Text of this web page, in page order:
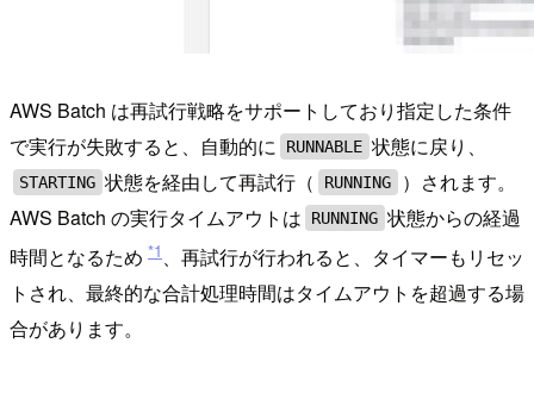
AWS Batch は再試行戦略をサポートしており指定した条件
で実行が失敗すると、自動的に
RUNNABLE 状態に戻り、
STARTING 状態を経由して再試行（ RUNNING
）されます。
AWS Batch の実行タイムアウトは
RUNNING 状態からの経過
時間となるため *1 、再試行が行われると、タイマーもリセッ
トされ、最終的な合計処理時間はタイムアウトを超過する場
合があります。